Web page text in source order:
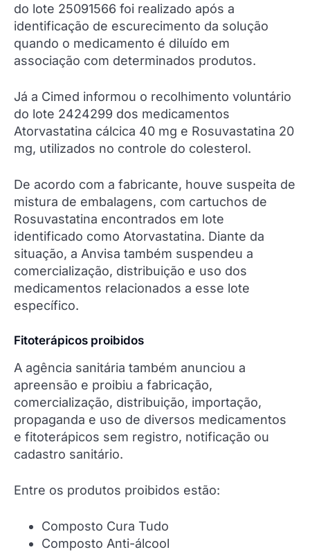
do lote 25091566 foi realizado após a
identificação de escurecimento da solução
quando o medicamento é diluído em
associação com determinados produtos.
Já a Cimed informou o recolhimento voluntário
do lote 2424299 dos medicamentos
Atorvastatina cálcica 40 mg e Rosuvastatina 20
mg, utilizados no controle do colesterol.
De acordo com a fabricante, houve suspeita de
mistura de embalagens, com cartuchos de
Rosuvastatina encontrados em lote
identificado como Atorvastatina. Diante da
situação, a Anvisa também suspendeu a
comercialização, distribuição e uso dos
medicamentos relacionados a esse lote
específico.
Fitoterápicos proibidos
A agência sanitária também anunciou a
apreensão e proibiu a fabricação,
comercialização, distribuição, importação,
propaganda e uso de diversos medicamentos
e fitoterápicos sem registro, notificação ou
cadastro sanitário.
Entre os produtos proibidos estão:
Composto Cura Tudo
Composto Anti-álcool